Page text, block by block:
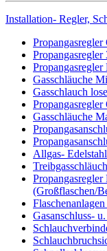
Installation- Regler,
Gasschläuche
Gasschlauch
Gasschläuche
Allgas-
(Großflaschen/
Gasanschluss-